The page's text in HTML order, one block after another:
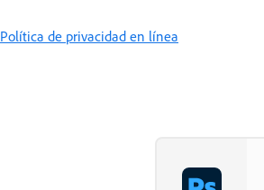
Política de privacidad en línea